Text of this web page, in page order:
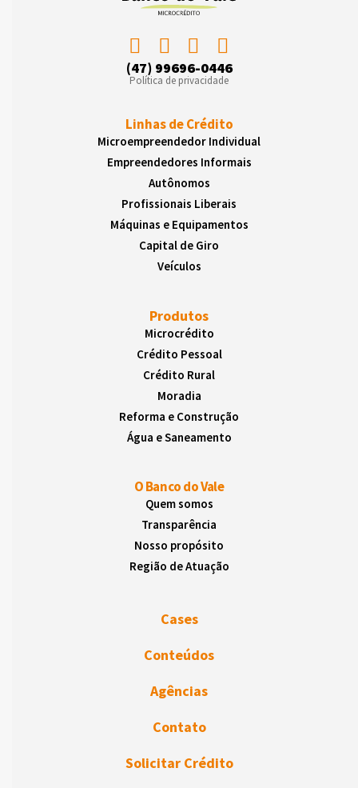
(47) 99696-0446
Política de privacidade
Linhas de Crédito
Microempreendedor Individual
Empreendedores Informais
Autônomos
Profissionais Liberais
Máquinas e Equipamentos
Capital de Giro
Veículos
Produtos
Microcrédito
Crédito Pessoal
Crédito Rural
Moradia
Reforma e Construção
Água e Saneamento
O Banco do Vale
Quem somos
Transparência
Nosso propósito
Região de Atuação
Cases
Conteúdos
Agências
Contato
Solicitar Crédito